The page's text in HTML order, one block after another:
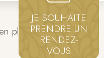
JE SOUHAITE
PRENDRE UN
RENDEZ-
VOUS
plus qu’un simple